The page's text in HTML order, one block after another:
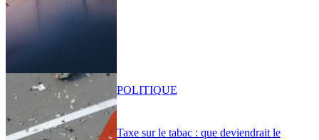
Taxe sur le tabac : que deviendrait le
POLITIQUE